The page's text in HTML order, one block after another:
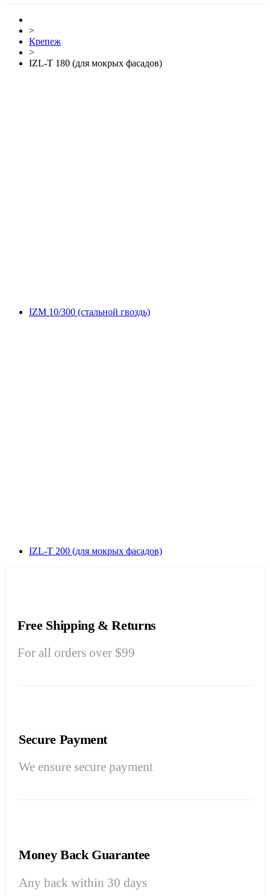
>
Крепеж
>
IZL-T 180 (для мокрых фасадов)
IZM 10/300 (стальной гвоздь)
IZL-T 200 (для мокрых фасадов)
Free Shipping & Returns
For all orders over $99
Secure Payment
We ensure secure payment
Money Back Guarantee
Any back within 30 days